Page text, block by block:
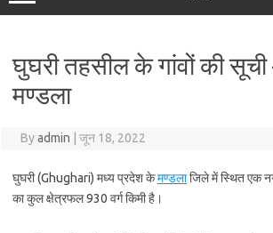
घुघरी तहसील के गांवों की सूची
मण्डला
Byadmin जून 18, 2022
घुघरी (Ghughari) मध्य प्रदेश केमण्डलाजिले में स्थित एक
का कुल क्षेत्रफल 930 वर्ग किमी है।